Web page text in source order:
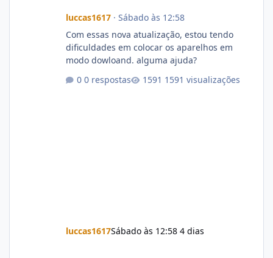
luccas1617· Sábado às 12:58
Com essas nova atualização, estou tendo
dificuldades em colocar os aparelhos em
modo dowloand. alguma ajuda?
0 respostas
1591 visualizações
luccas1617Sábado às 12:58 4 dias